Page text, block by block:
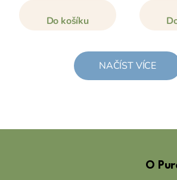
Do košíku
NAČÍST VÍCE
O